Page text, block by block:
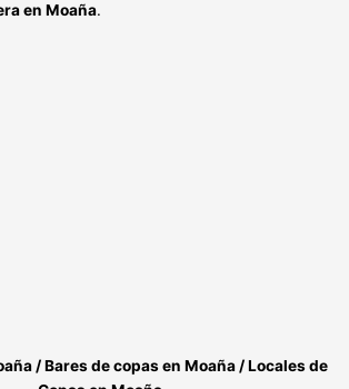
en Moaña.
/ Bares de copas en Moaña / Locales de